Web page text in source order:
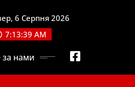
6 Серпня 2026
7:13:39 AM
за нами